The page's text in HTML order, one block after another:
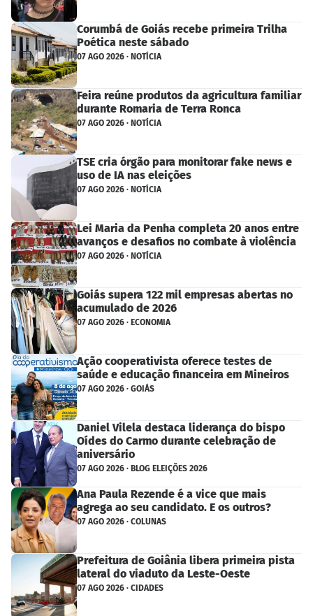
Corumbá de Goiás recebe primeira Trilha
Poética neste sábado
07 AGO 2026 · NOTÍCIA
Feira reúne produtos da agricultura familiar
durante Romaria de Terra Ronca
07 AGO 2026 · NOTÍCIA
TSE cria órgão para monitorar fake news e
uso de IA nas eleições
07 AGO 2026 · NOTÍCIA
Lei Maria da Penha completa 20 anos entre
avanços e desafios no combate à violência
07 AGO 2026 · NOTÍCIA
Goiás supera 122 mil empresas abertas no
acumulado de 2026
07 AGO 2026 · ECONOMIA
Ação cooperativista oferece testes de
saúde e educação financeira em Mineiros
07 AGO 2026 · GOIÁS
Daniel Vilela destaca liderança do bispo
Oídes do Carmo durante celebração de
aniversário
07 AGO 2026 · BLOG ELEIÇÕES 2026
Ana Paula Rezende é a vice que mais
agrega ao seu candidato. E os outros?
07 AGO 2026 · COLUNAS
Prefeitura de Goiânia libera primeira pista
lateral do viaduto da Leste-Oeste
07 AGO 2026 · CIDADES